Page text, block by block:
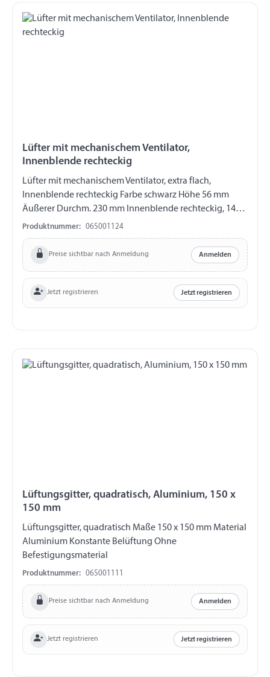
Lüfter mit mechanischem Ventilator,
Innenblende rechteckig
Lüfter mit mechanischem Ventilator, extra flach,
Innenblende rechteckig Farbe schwarz Höhe 56 mm
Äußerer Durchm. 230 mm Innenblende rechteckig, 146 x
56 mm Ausschnitt 44 x 76 mm Extraktion 17 m3/h (20
km/h) bis 135 m3/h (110 km/h) Mechanische
Luftregulierung Arbeitet gleichmäßig im stehenden
Zustand Ultraleise
Produktnummer: 065001124
Preise sichtbar nach Anmeldung Anmelden
Jetzt registrieren Jetzt registrieren
Lüftungsgitter, quadratisch, Aluminium, 150 x
150 mm
Lüftungsgitter, quadratisch Maße 150 x 150 mm Material
Aluminium Konstante Belüftung Ohne
Befestigungsmaterial
Produktnummer: 065001111
Preise sichtbar nach Anmeldung Anmelden
Jetzt registrieren Jetzt registrieren